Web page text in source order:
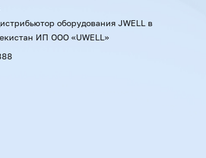
оборудования JWELL в
ИП ООО «UWELL»